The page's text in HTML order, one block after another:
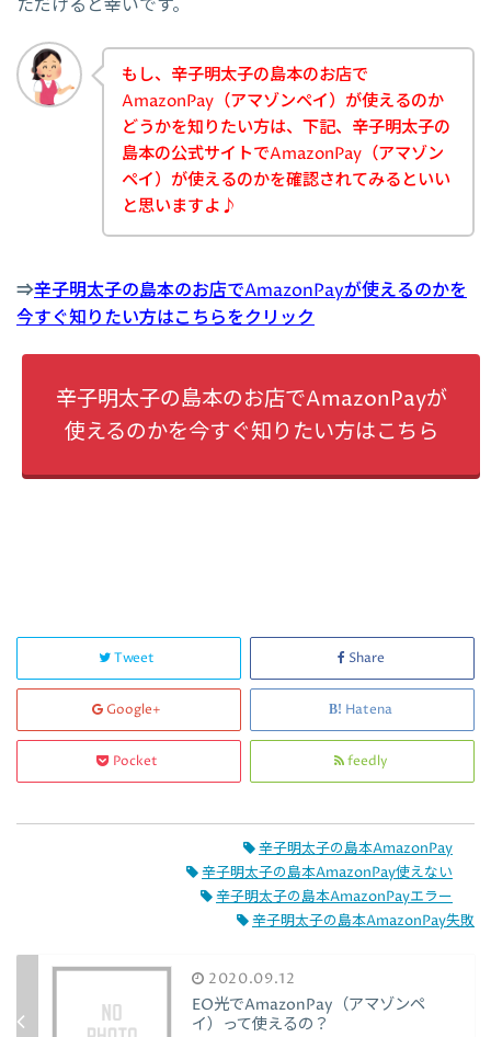
ただけると幸いです。
もし、辛子明太子の島本のお店で
AmazonPay（アマゾンペイ）が使えるのか
どうかを知りたい方は、下記、辛子明太子の
島本の公式サイトでAmazonPay（アマゾン
ペイ）が使えるのかを確認されてみるといい
と思いますよ♪
⇒辛子明太子の島本のお店でAmazonPayが使えるのかを
今すぐ知りたい方はこちらをクリック
辛子明太子の島本のお店でAmazonPayが
使えるのかを今すぐ知りたい方はこちら
Tweet Share
Google+ Hatena
Pocket feedly
辛子明太子の島本AmazonPay
辛子明太子の島本AmazonPay使えない
辛子明太子の島本AmazonPayエラー
辛子明太子の島本AmazonPay失敗
2020.09.12
EO光でAmazonPay（アマゾンペ
イ）って使えるの？